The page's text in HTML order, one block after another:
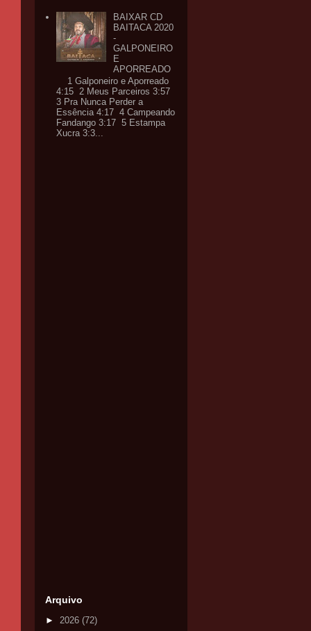
BAIXAR CD
BAITACA 2020
-
GALPONEIRO
E
APORREADO
1 Galponeiro e Aporreado
4:15 2 Meus Parceiros 3:57
3 Pra Nunca Perder a
Essência 4:17 4 Campeando
Fandango 3:17 5 Estampa
Xucra 3:3...
Arquivo
► 2026 (72)